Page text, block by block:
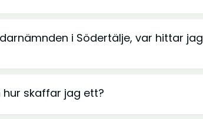
i Södertälje, var hittar jag
skaffar jag ett?